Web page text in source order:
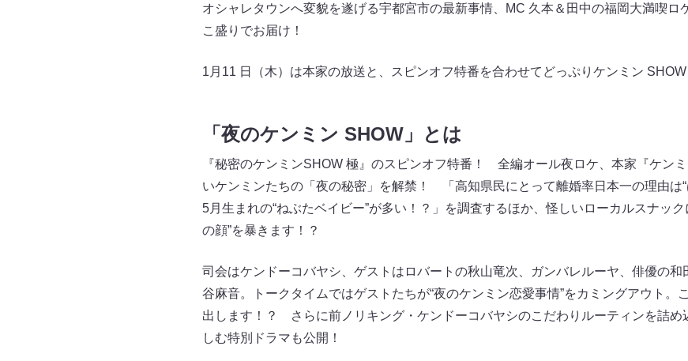
オシャレタウンへ変貌を遂げる宇都宮市の最新事情、MC 久本＆田中の福岡大満喫ロ
こ盛りでお届け！
1月11 日（木）は本家の放送と、スピンオフ特番を合わせてどっぷりケンミン SHOW
「夜のケンミン SHOW」とは
『秘密のケンミンSHOW 極』のスピンオフ特番！ 全編オール夜ロケ、本家『ケン
いケンミンたちの「夜の秘密」を解禁！ 「高知県民にとって離婚率日本一の理由は
5月生まれの“ねぶたベイビー”が多い！？」を調査するほか、怪しいローカルスナッ
の顔”を暴きます！？
司会はケンドーコバヤシ、ゲストはロバートの秋山竜次、ガンバレルーヤ、俳優の
谷麻音。トークタイムではゲストたちが“夜のケンミン恋愛事情”をカミングアウト。
出します！？ さらに前ノリキング・ケンドーコバヤシのこだわりルーティンを詰め
しむ特別ドラマも公開！